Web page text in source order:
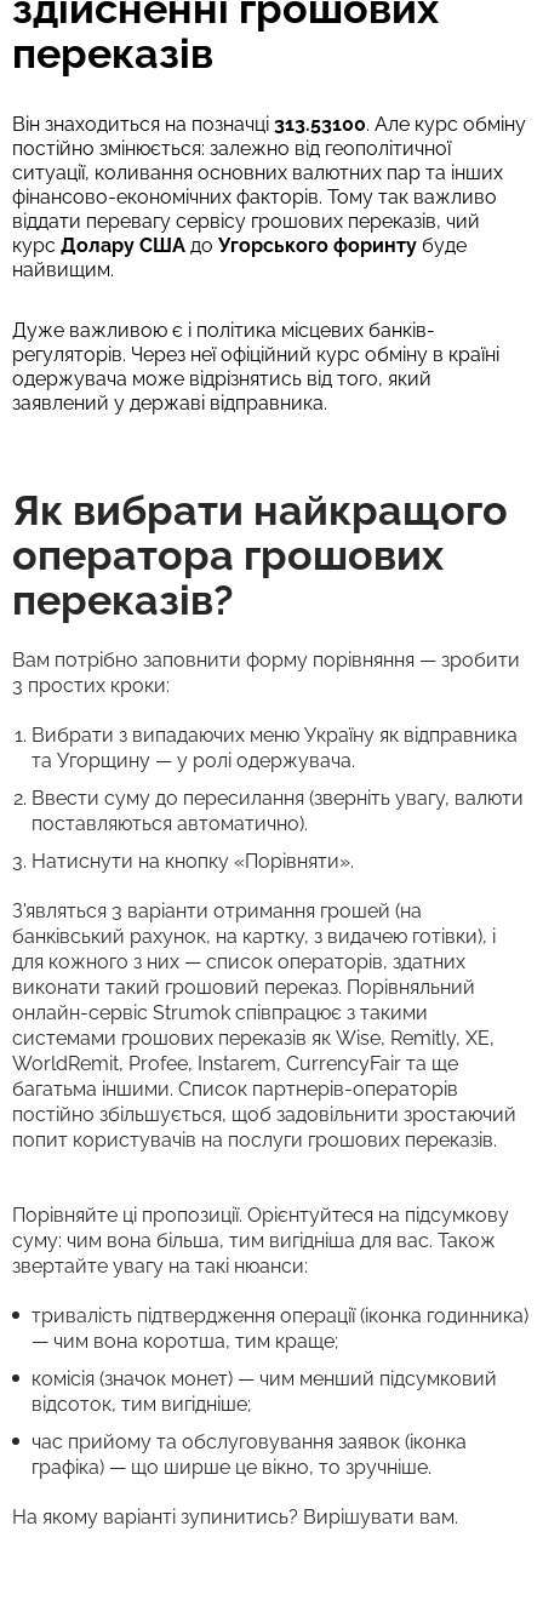
переказів
Він знаходиться на позначці 313.53100. Але курс обміну
постійно змінюється: залежно від геополітичної
ситуації, коливання основних валютних пар та інших
фінансово-економічних факторів. Тому так важливо
віддати перевагу сервісу грошових переказів, чий
курс Долару США до Угорського форинту буде
найвищим.
Дуже важливою є і політика місцевих банків-
регуляторів. Через неї офіційний курс обміну в країні
одержувача може відрізнятись від того, який
заявлений у державі відправника.
Як вибрати найкращого
оператора грошових
переказів?
Вам потрібно заповнити форму порівняння — зробити
3 простих кроки:
Вибрати з випадаючих меню Україну як відправника
та Угорщину — у ролі одержувача.
Ввести суму до пересилання (зверніть увагу, валюти
поставляються автоматично).
Натиснути на кнопку «Порівняти».
З'являться 3 варіанти отримання грошей (на
банківський рахунок, на картку, з видачею готівки), і
для кожного з них — список операторів, здатних
виконати такий грошовий переказ. Порівняльний
онлайн-сервіс Strumok співпрацює з такими
системами грошових переказів як Wise, Remitly, XE,
WorldRemit, Profee, Instarem, CurrencyFair та ще
багатьма іншими. Список партнерів-операторів
постійно збільшується, щоб задовільнити зростаючий
попит користувачів на послуги грошових переказів.
Порівняйте ці пропозиції. Орієнтуйтеся на підсумкову
суму: чим вона більша, тим вигідніша для вас. Також
звертайте увагу на такі нюанси:
тривалість підтвердження операції (іконка годинника)
— чим вона коротша, тим краще;
комісія (значок монет) — чим менший підсумковий
відсоток, тим вигідніше;
час прийому та обслуговування заявок (іконка
графіка) — що ширше це вікно, то зручніше.
На якому варіанті зупинитись? Вирішувати вам.